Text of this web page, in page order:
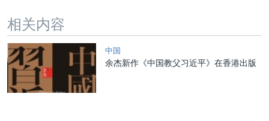
GEN Z 看美国
相关内容
中国
余杰新作《中国教父习近平》在香港出版